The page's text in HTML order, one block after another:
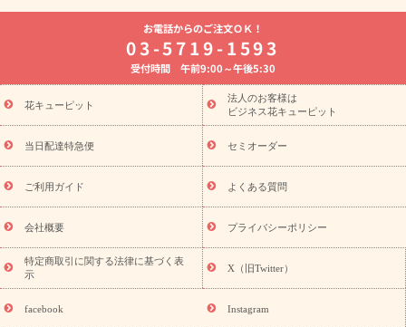
よく贈られる花
お祝いの花特集
誕生日フラワーギフト特集
8月の誕生花(トルコキキョウ)
開店・開業祝い
お供え・お悔やみ お供え・お悔やみの花
通夜・葬儀に贈る花 胡蝶蘭・花鉢
ーブドフラワー
季節のイベント
ひまわり ギフト・プレゼント
特集
お盆 花（新盆・初盆） 季節のイベント
お盆 花（新
盆・初盆）
お盆 花（新盆・初盆）
お盆・お供え 花とセットギ
フト
お盆・お供え プリザーブドフラワー
ひまわり ギフト・プ
レゼント特集
夏の花贈り・お中元・暑中見舞い 花のギフト特集
敬老の日におくる花ギフト・プレゼント特集
花ギフト・プレゼント特集
敬老の日 花のおすすめランキング
敬
老の日 花鉢植えのギフト・プレゼント特集
敬老の日 花とセットギ
フト・プレゼント特集
敬老の日の花 全てのギフト一覧
キャン
ペーン
映画『ウォーターガーディアンズ』コラボキャンペーン
「きょう誕生日なんです」キャンペーン
誕生日の花を探す
誕生日フラワーギフト 誕生日フラワーギフト特集
お電話からのご注文ＯＫ！
03-5719-1593
受付時間 午前9:00～午後5:30
花キューピット
法人のお客様は
ビジネス花キューピット
当日配達特急便 セミオーダー
ご利用ガイド よくある質問
会社概要 プライバシーポリシー
特定商取引に関する法律に基づく表
示
X（旧Twitter）
facebook Instagram